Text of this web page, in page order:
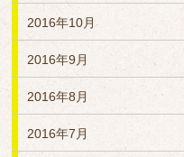
2016年10月
2016年9月
2016年8月
2016年7月